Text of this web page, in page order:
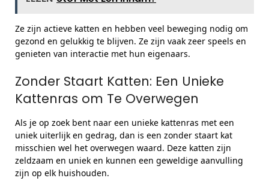
Ze zijn actieve katten en hebben veel beweging nodig om
gezond en gelukkig te blijven. Ze zijn vaak zeer speels en
genieten van interactie met hun eigenaars.
Zonder Staart Katten: Een Unieke
Kattenras om Te Overwegen
Als je op zoek bent naar een unieke kattenras met een
uniek uiterlijk en gedrag, dan is een zonder staart kat
misschien wel het overwegen waard. Deze katten zijn
zeldzaam en uniek en kunnen een geweldige aanvulling
zijn op elk huishouden.